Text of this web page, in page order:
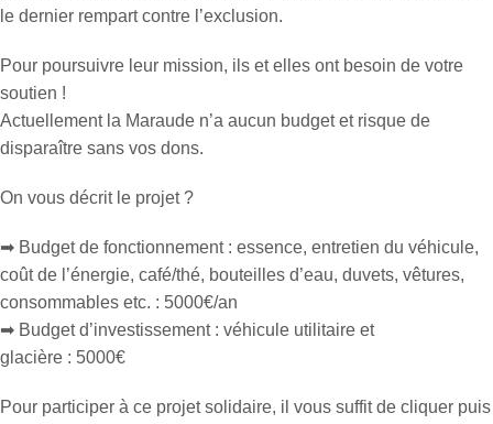
le dernier rempart contre l’exclusion.
Pour poursuivre leur mission, ils et elles ont besoin de votre
soutien !
Actuellement la Maraude n’a aucun budget et risque de
disparaître sans vos dons.
On vous décrit le projet ?
➡ Budget de fonctionnement : essence, entretien du véhicule,
coût de l’énergie, café/thé, bouteilles d’eau, duvets, vêtures,
consommables etc. : 5000€/an
➡ Budget d’investissement : véhicule utilitaire et
glacière : 5000€
Pour participer à ce projet solidaire, il vous suffit de cliquer puis